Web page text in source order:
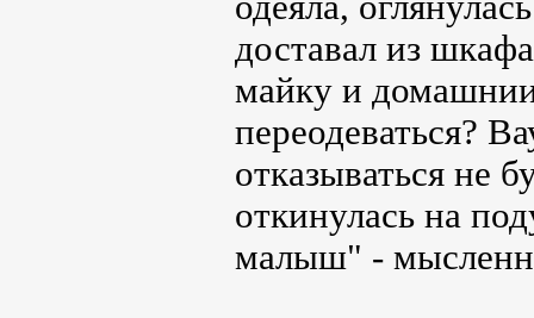
доставал из
майку и
переодеваться?
отказываться не
откинулась на
малыш" -